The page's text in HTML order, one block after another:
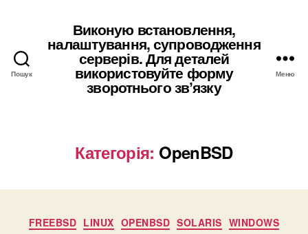
Пошук
Виконую встановлення,
налаштування, супроводження
серверів. Для деталей
використовуйте форму
зворотнього звʼязку
Меню
Категорія: OpenBSD
Категорії
FREEBSD LINUX OPENBSD SOLARIS WINDOWS